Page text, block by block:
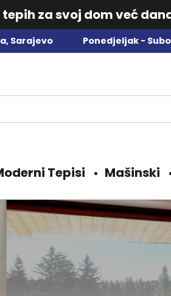
za svoj dom već
Sarajevo Ponedjeljak -
Tepisi Mašinski